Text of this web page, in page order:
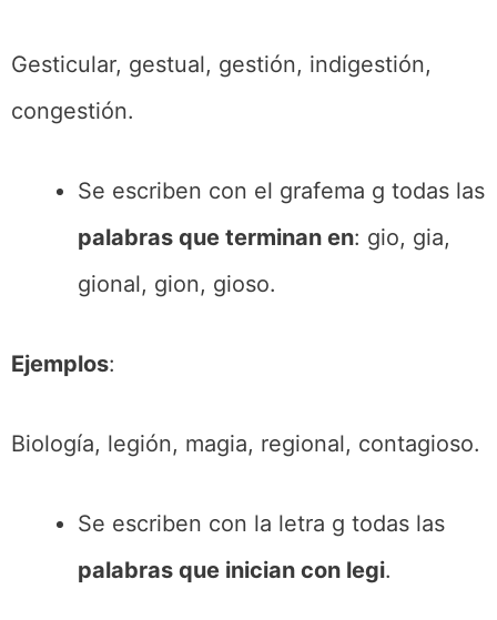
Gesticular, gestual, gestión, indigestión,
congestión.
Se escriben con el grafema g todas las
palabras que terminan en: gio, gia,
gional, gion, gioso.
Ejemplos:
Biología, legión, magia, regional, contagioso.
Se escriben con la letra g todas las
palabras que inician con legi.